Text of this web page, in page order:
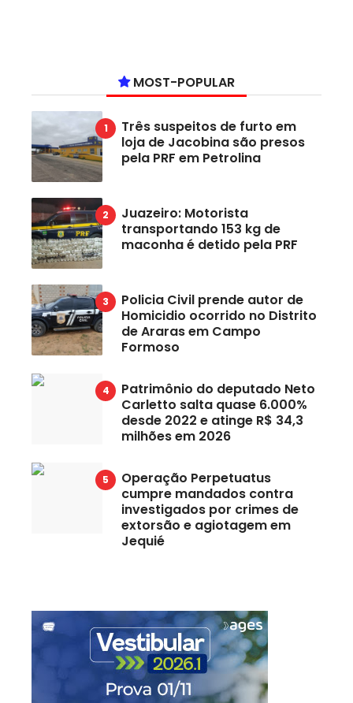
MOST-POPULAR
Três suspeitos de furto em
loja de Jacobina são presos
pela PRF em Petrolina
Juazeiro: Motorista
transportando 153 kg de
maconha é detido pela PRF
Policia Civil prende autor de
Homicidio ocorrido no Distrito
de Araras em Campo
Formoso
Patrimônio do deputado Neto
Carletto salta quase 6.000%
desde 2022 e atinge R$ 34,3
milhões em 2026
Operação Perpetuatus
cumpre mandados contra
investigados por crimes de
extorsão e agiotagem em
Jequié